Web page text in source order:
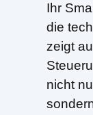
Ihr
die
zeigt
nicht